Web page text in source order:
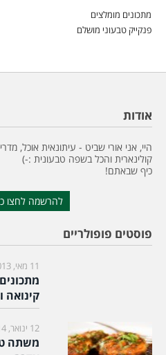
מתכונים מומלצים
פנקייק טבעוני מושלם
אודות
היי, אני אורי שביט - עיתונאית אוכל,
קולינארית והכל בשפה טבעונית :-)
כיף שבאתם!
להרשמה לחצו
פוסטים פופולריים
11 מאי, 2013
קינואה
12 ינואר, 2014
משתה